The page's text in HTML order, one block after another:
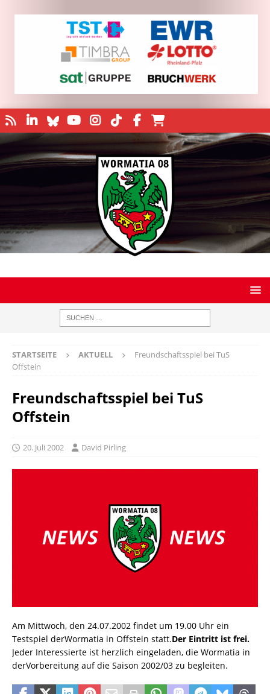
STARTSEITE AKTUELL
Freundschaftsspiel bei TuS
Offstein
Freundschaftsspiel bei TuS
Offstein
20. Juli 2002 David Pirling
Am Mittwoch, den 24.07.2002 findet um 19.00 Uhr ein
Testspiel derWormatia in Offstein statt.Der Eintritt ist frei.
Jeder Interessierte ist herzlich eingeladen, die Wormatia in
derVorbereitung auf die Saison 2002/03 zu begleiten.